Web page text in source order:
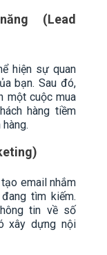
(Lead
hiện sự quan
bạn. Sau đó,
một cuộc mua
hàng tiềm
email nhắm
tìm kiếm.
tin về số
xây dựng nội